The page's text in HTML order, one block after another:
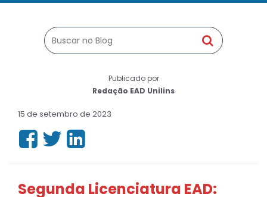
Publicado por
Redação EAD Unilins
15 de setembro de 2023
Segunda Licenciatura EAD: